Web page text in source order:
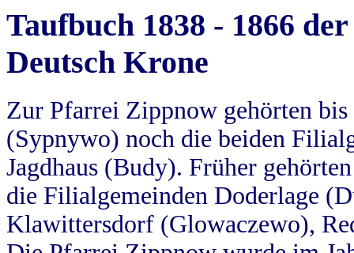
Taufbuch 1838 - 1866
Deutsch Krone
Zur Pfarrei Zippnow gehörten
(Sypnywo) noch die beiden
Jagdhaus (Budy). Früher
die Filialgemeinden Doderlage
Klawittersdorf (Glowaczewo),